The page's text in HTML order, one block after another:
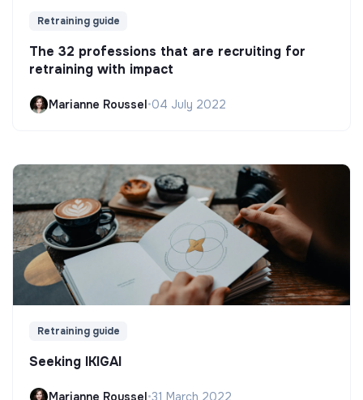
Retraining guide
The 32 professions that are recruiting for
retraining with impact
Marianne Roussel•04 July 2022
Retraining guide
Seeking IKIGAI
Marianne Roussel•31 March 2022